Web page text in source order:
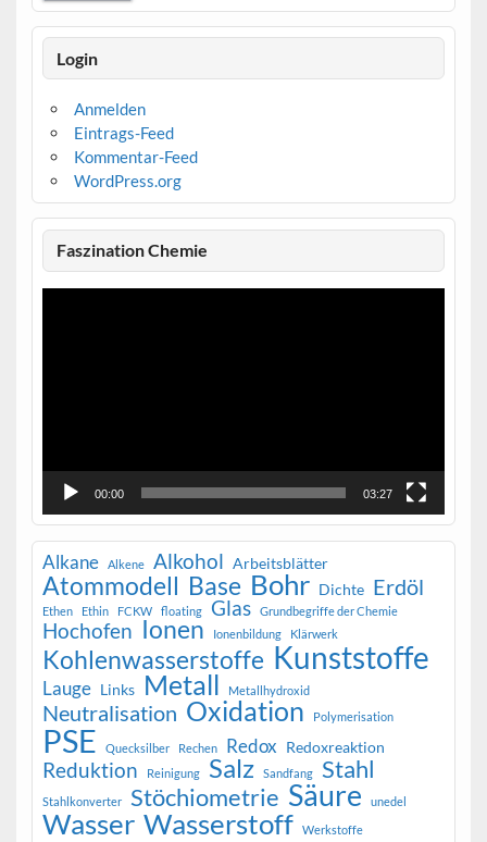
Login
Anmelden
Eintrags-Feed
Kommentar-Feed
WordPress.org
Faszination Chemie
Video-
00:00 03:27
Alkane Alkene Alkohol Arbeitsblätter
Atommodell Base Bohr Dichte Erdöl
Ethen Ethin FCKW floating Glas Grundbegriffe der Chemie
Hochofen Ionen Ionenbildung Klärwerk
Kohlenwasserstoffe Kunststoffe
Lauge Links Metall Metallhydroxid
Neutralisation Oxidation Polymerisation
PSE Quecksilber Rechen Redox Redoxreaktion
Reduktion Reinigung Salz Sandfang Stahl
Stahlkonverter Stöchiometrie Säure unedel
Wasser Wasserstoff Werkstoffe